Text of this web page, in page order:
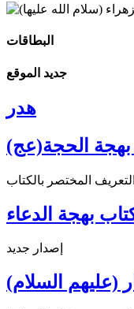
البطاقات
جديد الموقع
هدر
الحجة(عج)
التعريف المختصر بالكتاب
بهجة الدعاء
إصدار جديد
(عليهم السلام)